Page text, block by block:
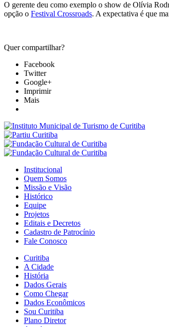
O gerente deu como exemplo o show de Olívia
opção o Festival Crossroads. A expectativa é que
Quer compartilhar?
Facebook
Twitter
Google+
Imprimir
Mais
Institucional
Quem Somos
Missão e Visão
Histórico
Equipe
Projetos
Editais e Decretos
Cadastro de Patrocínio
Fale Conosco
Curitiba
A Cidade
História
Dados Gerais
Como Chegar
Dados Econômicos
Sou Curitiba
Plano Diretor